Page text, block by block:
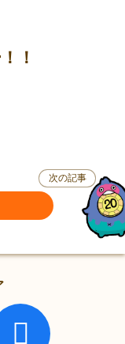
！
次の記事